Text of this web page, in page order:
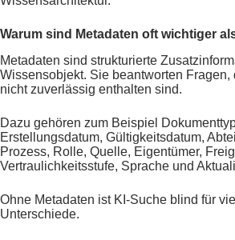
Warum sind Metadaten oft wichtiger
Metadaten sind strukturierte
Wissensobjekt. Sie beantworten Fragen,
nicht zuverlässig enthalten sind.
Dazu gehören zum Beispiel
Erstellungsdatum, Gültigkeitsdatum,
Prozess, Rolle, Quelle, Eigentümer,
Vertraulichkeitsstufe, Sprache und
Ohne Metadaten ist KI-Suche blind für
Unterschiede.